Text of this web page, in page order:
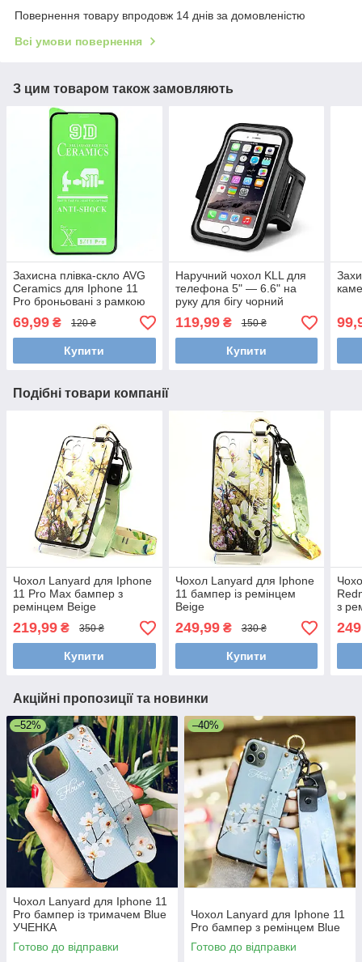
Повернення товару впродовж 14 днів за домовленістю
Всі умови повернення
З цим товаром також замовляють
Захисна плівка-скло AVG
Ceramics для Iphone 11
Pro броньовані з рамкою
Black
69,99 ₴ 120 ₴
Купити
Наручний чохол KLL для
телефона 5" — 6.6" на
руку для бігу чорний
119,99₴ 150 ₴
Купити
Подібні товари компанії
Чохол Lanyard для Iphone
11 Pro Max бампер з
ремінцем Beige
219,99 ₴ 350 ₴
Купити
Чохол Lanyard для Iphone
11 бампер із ремінцем
Beige
249,99₴ 330 ₴
Купити
з
Акційні пропозиції та новинки
–52%
Чохол Lanyard для Iphone 11
Pro бампер із тримачем Blue
УЧЕНКА
Готово до відправки
–40%
Чохол Lanyard для Iphone 11
Pro бампер з ремінцем Blue
Готово до відправки